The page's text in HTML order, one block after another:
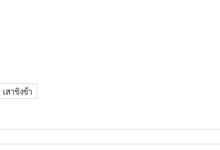
เสาชิงช้า